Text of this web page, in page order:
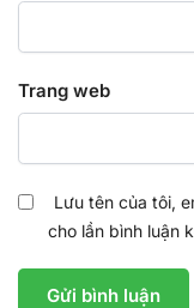
Trang web
Lưu tên của tôi,
cho lần bình luận